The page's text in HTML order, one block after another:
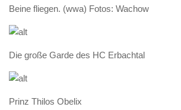
Beine fliegen. (wwa) Fotos: Wachow
Die große Garde des HC Erbachtal
Prinz Thilos Obelix